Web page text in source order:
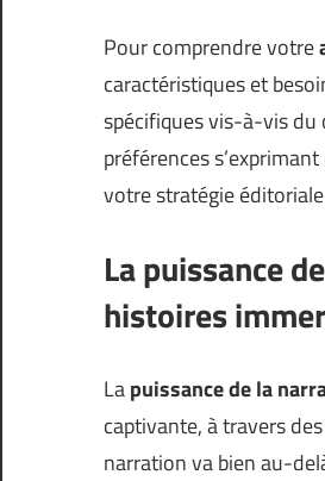
Pour comprendre votre
caractéristiques et
spécifiques vis-à-vis du
préférences
votre stratégie
La puissance
histoires
Lapuissance de la
captivante, à travers
narration va bien au-